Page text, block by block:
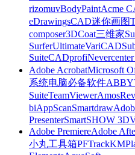
rizomuvBodyPaintAcme
eDrawingsCAD迷你画图
composer3DCoat三维家
SurferUltimateVariCAD
SuiteCADprofi
Adobe AcrobatMicrosoft
系统电脑必备软件
SuiteTeamViewerAmos
biAppScanSmartdraw
PresenterSmartSHOW 3D
Adobe PremiereAdobe
小丸工具箱PFTrack